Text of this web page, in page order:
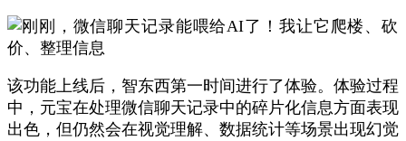
该功能上线后，智东西第一时间进行了体验。体验过程
中， 元宝在处理微信聊天记录中的碎片化信息方面表现
出色，但仍然会在视觉理解、数据统计等场景出现幻觉